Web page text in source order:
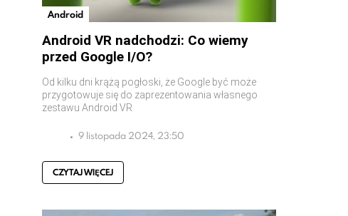
Android
Android VR nadchodzi: Co wiemy
przed Google I/O?
Od kilku dni krążą pogłoski, że Google być może
przygotowuje się do zaprezentowania własnego
zestawu Android VR
9 listopada 2024, 23:50
CZYTAJ WIĘCEJ